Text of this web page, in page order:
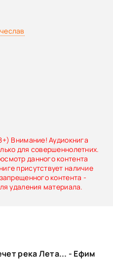
отправляясь с разных
берегу, хочу, чтобы вы не
у вас куда меньше
легкие и такие тяжелые
Внимание! Аудиокнига
для совершеннолетних.
данного контента
присутствует наличие
контента -
удаления материала.
река Лета... - Ефим